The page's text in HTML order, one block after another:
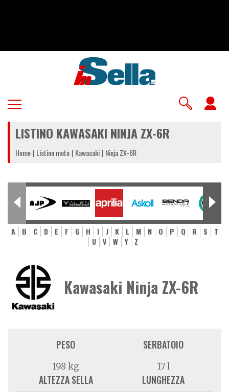
LISTINO KAWASAKI NINJA ZX-6R
Home Listino moto Kawasaki Ninja ZX-6R
A B C D E F G H I J K L M N O P Q R S
T
U
V W Y Z
Kawasaki Ninja ZX-6R
PESO
198 kg
SERBATOIO
17 l
ALTEZZA SELLA LUNGHEZZA